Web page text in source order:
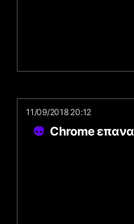
11/09/2018 20:12
Chrome